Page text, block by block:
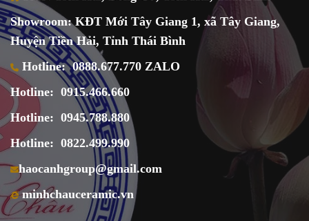
Showroom: KĐT Mới Tây Giang 1, xã Tây Giang,
Huyện Tiền Hải, Tỉnh Thái Bình
Hotline:0888.677.770 ZALO
Hotline: 0915.466.660
Hotline: 0945.788.880
Hotline: 0822.499.990
haocanhgroup@gmail.com
minhchauceramic.vn